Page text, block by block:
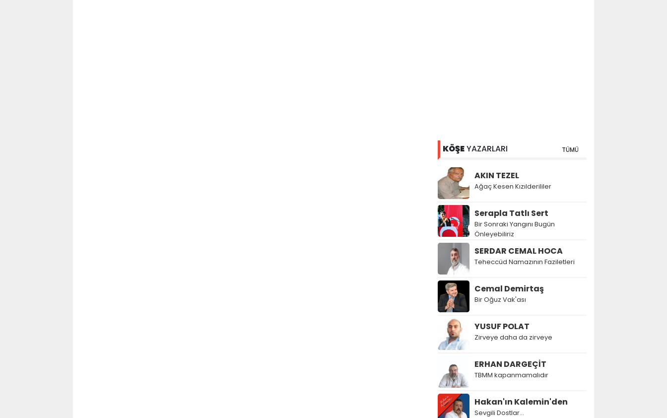
KÖŞEYAZARLARI TÜMÜ
AKIN TEZEL
Ağaç Kesen Kızılderililer
Serapla Tatlı Sert
Bir Sonraki Yangını Bugün
Önleyebiliriz
SERDAR CEMAL HOCA
Teheccüd Namazının Faziletleri
Cemal Demirtaş
Bir Oğuz Vak'ası
YUSUF POLAT
Zirveye daha da zirveye
ERHAN DARGEÇİT
TBMM kapanmamalıdır
Hakan'ın Kalemin'den
Sevgili Dostlar...